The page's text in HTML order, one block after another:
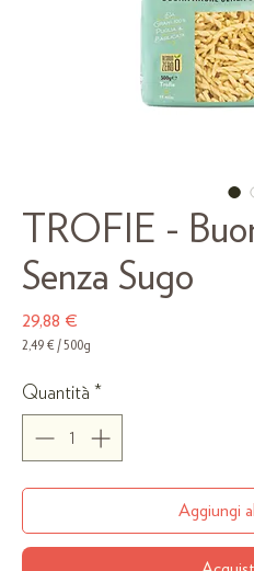
TROFIE -
Senza Sugo
29,88 €
2,49 € /500g
ogni
500
Grammi
Quantità *
Aggiungi